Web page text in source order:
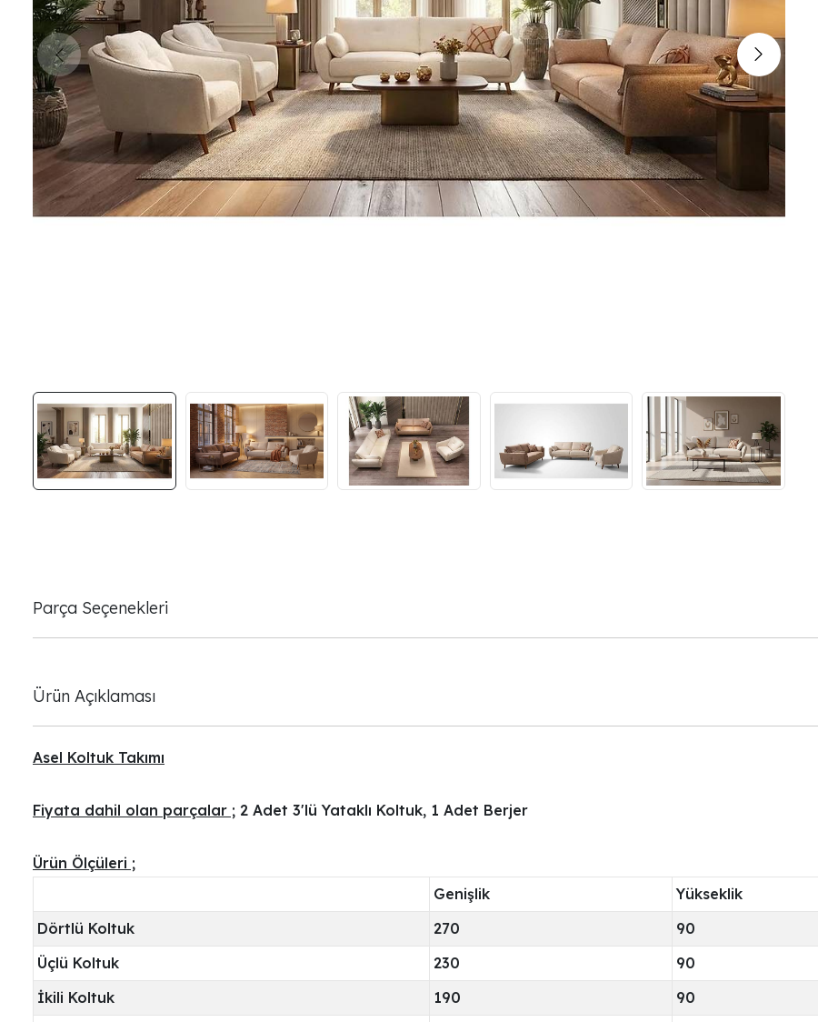
Parça Seçenekleri
Ürün Açıklaması
Asel Koltuk Takımı
Fiyata dahil olan parçalar ; 2 Adet 3'lü Yataklı Koltuk, 1 Adet Berjer
Ürün Ölçüleri ;
Genişlik
Yükseklik
Dörtlü Koltuk
270 90
Üçlü Koltuk
230 90
İkili Koltuk
190 90